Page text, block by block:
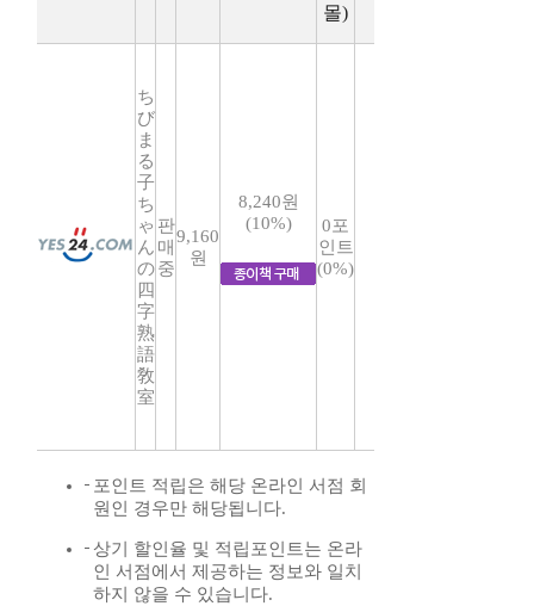
몰)
ち
び
ま
る
子
ち
ゃ
ん
の
四
字
熟
語
敎
室
판
매
중
9,160
원
8,240원
(10%)
0포
인트
(0%)
포인트 적립은 해당 온라인 서점 회
원인 경우만 해당됩니다.
상기 할인율 및 적립포인트는 온라
인 서점에서 제공하는 정보와 일치
하지 않을 수 있습니다.